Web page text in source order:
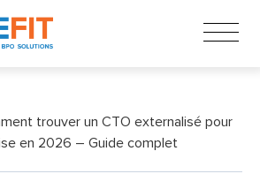
trouver un CTO externalisé pour
en 2026 – Guide complet